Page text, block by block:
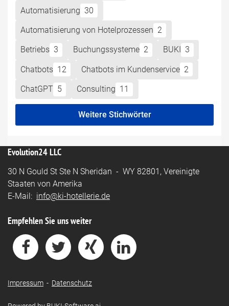
Automatisierung 30
Automatisierung von Hotelprozessen 2
Betriebs 3 Buchungssysteme 2 BUKI 3
Chatbots 12 Chatbots im Kundenservice 2
ChatGPT 5 Consulting 11
Weitere Stichwörter
Evolution24 LLC
30 N Gould St Ste N Sheridan - WY 82801, Vereinigte
Staaten von Amerika
E-Mail: info@ki-hotellerie.de
Empfehlen Sie uns weiter
Impressum - Datenschutz